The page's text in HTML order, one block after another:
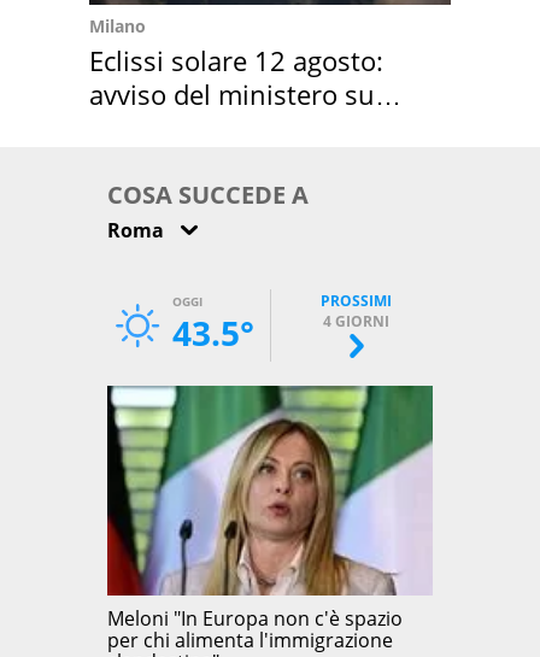
Milano
Eclissi solare 12 agosto:
avviso del ministero su